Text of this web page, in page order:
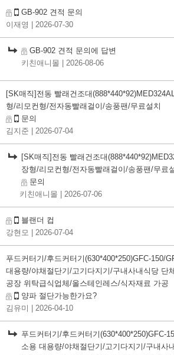
GB-902 견적 문의
이재영
| 2026-07-30
GB-902 견적 문의에 답변
키친애니몰
| 2026-08-06
[SK매직]전동 빨래건조대
형/리모컨형/전자동빨래걸이/송풍팬/무료설치
문의
김지준
| 2026-07-04
[SK매직]전동 빨래건조대
장형/리모컨형/전자동빨래걸이/송풍팬/무료
문의
키친애니몰
| 2026-07-06
블랜더 컵
강현모
| 2026-07-04
푸드커터기/후드커터기(630*400*250)GFC-150/
대용량/야채절단기/고기다지기/구내사내식당 단
공장 위탁급식업체/올스테인레스/식자재료 가공
양파 절단가능한가요?
김유미
| 2026-04-10
푸드커터기/후드커터기(630*400*250)GFC-
소용 대용량/야채절단기/고기다지기/구내사